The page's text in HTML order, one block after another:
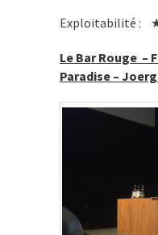
Exploitabilité
Le Bar Rouge –
Paradise –